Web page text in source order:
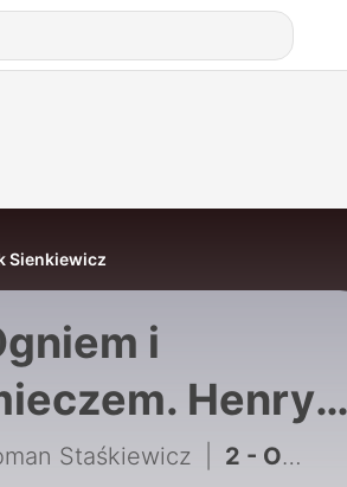
Sienkiewicz
i
Henryk
Staśkiewicz 2 - Ogniem i mieczem. Henryk Sienkiewicz. Tom 1. Rozdział 2